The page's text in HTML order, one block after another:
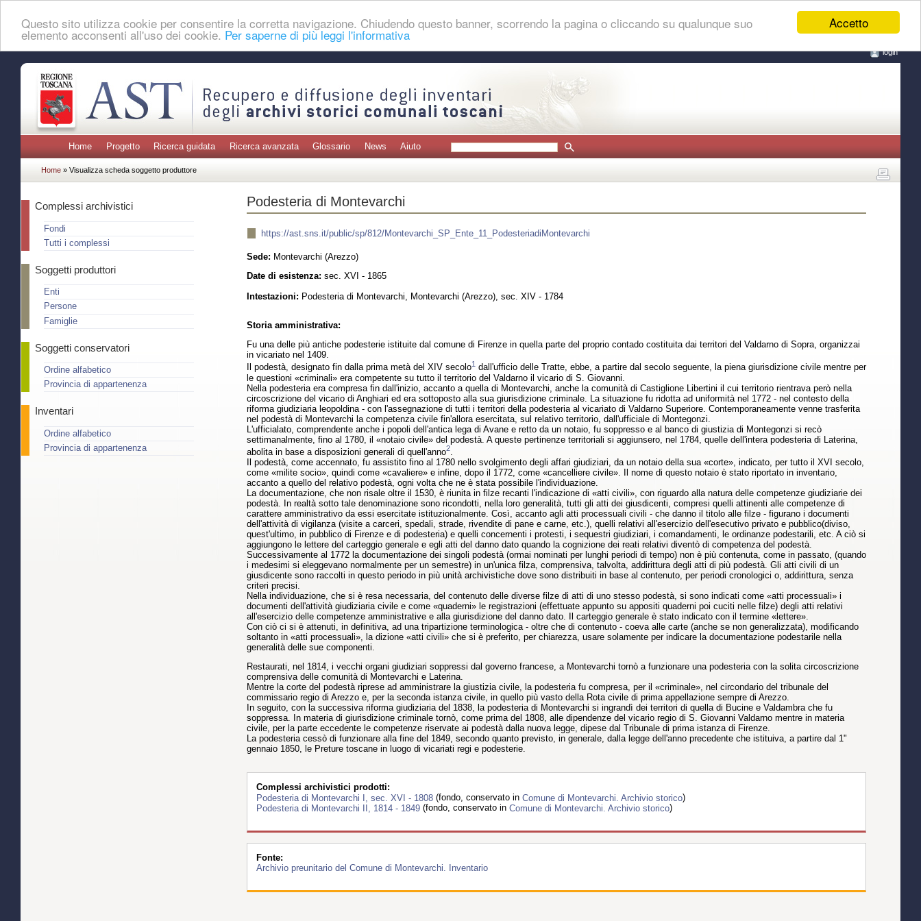
Accetto
Questo sito utilizza cookie per consentire la corretta navigazione. Chiudendo questo banner, scorrendo la pagina o cliccando su qualunque suo
elemento acconsenti all'uso dei cookie. Per saperne di più leggi l'informativa
login
Home Progetto Ricerca guidata Ricerca avanzata Glossario News Aiuto
Home » Visualizza scheda soggetto produttore
Complessi archivistici
Fondi
Tutti i complessi
Soggetti produttori
Enti
Persone
Famiglie
Soggetti conservatori
Ordine alfabetico
Provincia di appartenenza
Inventari
Ordine alfabetico
Provincia di appartenenza
Podesteria di Montevarchi
https://ast.sns.it/public/sp/812/Montevarchi_SP_Ente_11_PodesteriadiMontevarchi
Sede: Montevarchi (Arezzo)
Date di esistenza: sec. XVI - 1865
Intestazioni: Podesteria di Montevarchi, Montevarchi (Arezzo), sec. XIV - 1784
Storia amministrativa:
Fu una delle più antiche podesterie istituite dal comune di Firenze in quella parte del proprio contado costituita dai territori del Valdarno di Sopra, organizzai
in vicariato nel 1409.
Il podestà, designato fin dalla prima metà del XIV secolo1 dall'ufficio delle Tratte, ebbe, a partire dal secolo seguente, la piena giurisdizione civile mentre per
le questioni «criminali» era competente su tutto il territorio del Valdarno il vicario di S. Giovanni.
Nella podesteria era compresa fin dall'inizio, accanto a quella di Montevarchi, anche la comunità di Castiglione Libertini il cui territorio rientrava però nella
circoscrizione del vicario di Anghiari ed era sottoposto alla sua giurisdizione criminale. La situazione fu ridotta ad uniformità nel 1772 - nel contesto della
riforma giudiziaria leopoldina - con l'assegnazione di tutti i territori della podesteria al vicariato di Valdarno Superiore. Contemporaneamente venne trasferita
nel podestà di Montevarchi la competenza civile fin'allora esercitata, sul relativo territorio, dall'ufficiale di Montegonzi.
L'ufficialato, comprendente anche i popoli dell'antica lega di Avane e retto da un notaio, fu soppresso e al banco di giustizia di Montegonzi si recò
settimanalmente, fino al 1780, il «notaio civile» del podestà. A queste pertinenze territoriali si aggiunsero, nel 1784, quelle dell'intera podesteria di Laterina,
abolita in base a disposizioni generali di quell'anno2
Il podestà, come accennato, fu assistito fino al 1780 nello svolgimento degli affari giudiziari, da un notaio della sua «corte», indicato, per tutto il XVI secolo,
come «milite socio», quindi come «cavaliere» e infine, dopo il 1772, come «cancelliere civile». Il nome di questo notaio è stato riportato in inventario,
accanto a quello del relativo podestà, ogni volta che ne è stata possibile l'individuazione.
La documentazione, che non risale oltre il 1530, è riunita in filze recanti l'indicazione di «atti civili», con riguardo alla natura delle competenze giudiziarie dei
podestà. In realtà sotto tale denominazione sono ricondotti, nella loro generalità, tutti gli atti dei giusdicenti, compresi quelli attinenti alle competenze di
carattere amministrativo da essi esercitate istituzionalmente. Così, accanto agli atti processuali civili - che danno il titolo alle filze - figurano i documenti
dell'attività di vigilanza (visite a carceri, spedali, strade, rivendite di pane e carne, etc.), quelli relativi all'esercizio dell'esecutivo privato e pubblico(diviso,
quest'ultimo, in pubblico di Firenze e di podesteria) e quelli concernenti i protesti, i sequestri giudiziari, i comandamenti, le ordinanze podestarili, etc. A ciò si
aggiungono le lettere del carteggio generale e egli atti del danno dato quando la cognizione dei reati relativi diventò di competenza del podestà.
Successivamente al 1772 la documentazione dei singoli podestà (ormai nominati per lunghi periodi di tempo) non è più contenuta, come in passato, (quando
i medesimi si eleggevano normalmente per un semestre) in un'unica filza, comprensiva, talvolta, addirittura degli atti di più podestà. Gli atti civili di un
giusdicente sono raccolti in questo periodo in più unità archivistiche dove sono distribuiti in base al contenuto, per periodi cronologici o, addirittura, senza
criteri precisi.
Nella individuazione, che si è resa necessaria, del contenuto delle diverse filze di atti di uno stesso podestà, si sono indicati come «atti processuali» i
documenti dell'attività giudiziaria civile e come «quaderni» le registrazioni (effettuate appunto su appositi quaderni poi cuciti nelle filze) degli atti relativi
all'esercizio delle competenze amministrative e alla giurisdizione del danno dato. Il carteggio generale è stato indicato con il termine «lettere».
Con ciò ci si è attenuti, in definitiva, ad una tripartizione terminologica - oltre che di contenuto - coeva alle carte (anche se non generalizzata), modificando
soltanto in «atti processuali», la dizione «atti civili» che si è preferito, per chiarezza, usare solamente per indicare la documentazione podestarile nella
generalità delle sue componenti.
Restaurati, nel 1814, i vecchi organi giudiziari soppressi dal governo francese, a Montevarchi tornò a funzionare una podesteria con la solita circoscrizione
comprensiva delle comunità di Montevarchi e Laterina.
Mentre la corte del podestà riprese ad amministrare la giustizia civile, la podesteria fu compresa, per il «criminale», nel circondario del tribunale del
commissario regio di Arezzo e, per la seconda istanza civile, in quello più vasto della Rota civile di prima appellazione sempre di Arezzo.
In seguito, con la successiva riforma giudiziaria del 1838, la podesteria di Montevarchi si ingrandì dei territori di quella di Bucine e Valdambra che fu
soppressa. In materia di giurisdizione criminale tornò, come prima del 1808, alle dipendenze del vicario regio di S. Giovanni Valdarno mentre in materia
civile, per la parte eccedente le competenze riservate ai podestà dalla nuova legge, dipese dal Tribunale di prima istanza di Firenze.
La podesteria cessò di funzionare alla fine del 1849, secondo quanto previsto, in generale, dalla legge dell'anno precedente che istituiva, a partire dal 1"
gennaio 1850, le Preture toscane in luogo di vicariati regi e podesterie.
Complessi archivistici prodotti:
Podesteria di Montevarchi I, sec. XVI - 1808 (fondo, conservato in Comune di Montevarchi. Archivio storico)
Podesteria di Montevarchi II, 1814 - 1849 (fondo, conservato in Comune di Montevarchi. Archivio storico)
Fonte:
Archivio preunitario del Comune di Montevarchi. Inventario